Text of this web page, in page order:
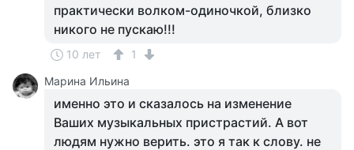
практически волком-одиночкой, близко
никого не пускаю!!!
10 лет
1
Марина Ильина
именно это и сказалось на изменение
Ваших музыкальных пристрастий. А вот
людям нужно верить. это я так к слову. не